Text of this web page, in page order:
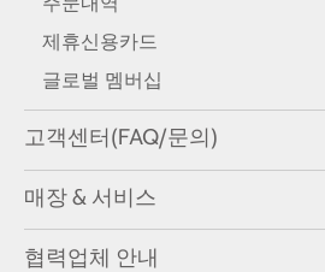
제휴신용카드
글로벌 멤버십
고객센터(FAQ/문의)
매장 & 서비스
협력업체 안내